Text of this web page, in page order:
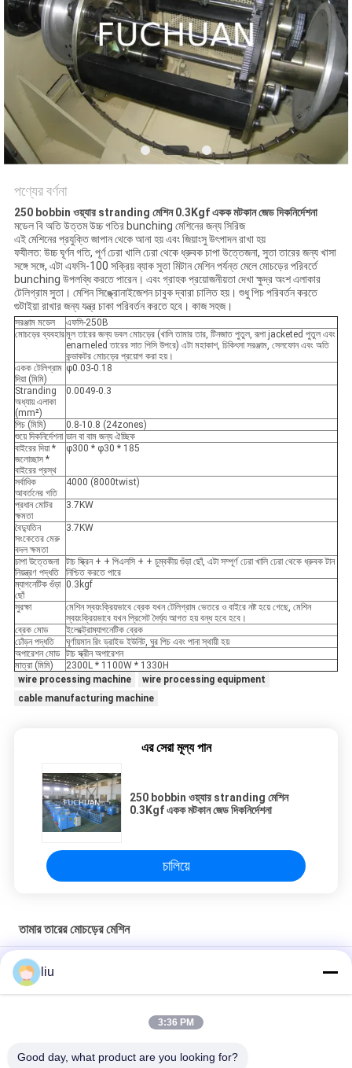
মামলা
ম্যাপ
PRIVACY
POLICY
পণ্যের বর্ণনা
250 bobbin ওয়্যার stranding মেশিন 0.3Kgf একক মটকান জেড দিকনির্দেশনা
মডেল বি অতি উত্তম উচ্চ গতির bunching মেশিনের জন্য সিরিজ
এই মেশিনের প্রযুক্তি জাপান থেকে আনা হয় এবং জিয়াংসু উৎপাদন রাখা হয়
ফযীলত: উচ্চ ঘূর্ণন গতি, পূর্ণ ঢেরা খালি ঢেরা থেকে ধ্রুবক চাপা উত্তেজনা, সুতা তারের জন্য খাসা
সঙ্গে সঙ্গে, এটা এফসি-100 সক্রিয় ব্যাক সুতা মিটান মেশিন পর্যন্ত মেলে মোচড়ের পরিবর্তে
bunching উপলব্ধি করতে পারেন। এবং গ্রাহক প্রয়োজনীয়তা দেখা ক্ষুদ্র অংশ এলাকার
টেলিগ্রাম সুতা। মেশিন সিঙ্ক্রোনাইজেশন চাবুক দ্বারা চালিত হয়। শুধু পিচ পরিবর্তন করতে
গুটাইয়া রাখার জন্য যন্ত্র চাকা পরিবর্তন করতে হবে। কাজ সহজ।
সরঞ্জাম মডেল
এফসি-250B
মোচড়ের ব্যবহারমূল তারের জন্য ডবল মোচড়ের (খালি তামার তার, টিনজাত পুতুল, রূপা jacketed পুতুল এবং
enameled তারের সাত পিসি উপরে) এটা মহাকাশ, চিকিৎসা সরঞ্জাম, সেলফোন এবং অতি
কন্ডাকটর মোচড়ের প্রয়োগ করা হয়।
একক টেলিগ্রাম
দিয়া (মিমি)
φ0.03-0.18
Stranding
অধ্যায় এলাকা
(mm²)
0.0049-0.3
পিচ (মিমি)
0.8-10.8 (24zones)
শুয়ে দিকনির্দেশনা ডান বা বাম জন্য ঐচ্ছিক
বাইরের দিয়া *
জলোচ্ছাস *
বাইরের প্রস্থ
φ300 * φ30 * 185
সর্বাধিক
আবর্তনের গতি
4000 (8000twist)
প্রধান মোটর
ক্ষমতা
3.7KW
বৈদ্যুতিন
সংকেতের মেরু
বদল ক্ষমতা
3.7KW
চাপা উত্তেজনা
নিয়ন্ত্রণ পদ্ধতি
টাচ স্ক্রিন + + পিএলসি + + চুম্বকীয় গুঁড়া ছোঁ, এটা সম্পূর্ণ ঢেরা খালি ঢেরা থেকে ধ্রুবক টান
নিশ্চিত করতে পারে
ম্যাগনেটিক গুঁড়া
ছোঁ
0.3kgf
সুরক্ষা
মেশিন স্বয়ংক্রিয়ভাবে ব্রেক যখন টেলিগ্রাম ভেতরে ও বাইরে নষ্ট হয়ে গেছে, মেশিন
স্বয়ংক্রিয়ভাবে যখন প্রিসেট দৈর্ঘ্য আগত হয় বন্ধ হবে হবে।
ব্রেক মোড
ইলেক্ট্রোম্যাগনেটিক ব্রেক
ঢোঁড়ন পদ্ধতি
ঘূর্ণায়মান রিং ড্রাইভ ইউনিট, ঘুর পিচ এবং পানা স্থায়ী হয়
অপারেশন মোড টাচ স্ক্রীন অপারেশন
মাত্রা (মিমি)
2300L * 1100W * 1330H
wire processing machine
wire processing equipment
cable manufacturing machine
এর সেরা মূল্য পান
250 bobbin ওয়্যার stranding মেশিন
0.3Kgf একক মটকান জেড দিকনির্দেশনা
চালিয়ে
তামার তারের মোচড়ের মেশিন
0.04-2.52 মিমি খালি তামা তারের টিনযুক্ত তারের সিসিএ তারের twisting
bunching buncher মেশিন
liu
3:36 PM
Good day, what product are you looking for?